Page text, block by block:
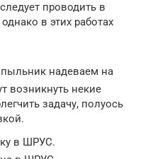
проводить в
в этих работах
надеваем на
возникнуть некие
задачу, полуось
в ШРУС.